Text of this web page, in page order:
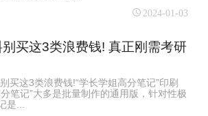
2024-01-03
买这3类浪费钱! 真正刚需考研
买这3类浪费钱!“学长学姐高分笔记”印刷
笔记”大多是批量制作的通用版，针对性极
是...